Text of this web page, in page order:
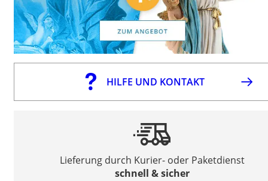
HILFE UND KONTAKT
Lieferung durch Kurier- oder Paketdienst
schnell & sicher